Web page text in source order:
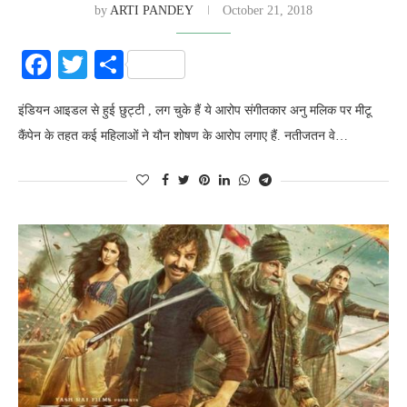
by ARTI PANDEY October 21, 2018
Facebook
Twitter
Share
इंडियन आइडल से हुई छुट्टी , लग चुके हैं ये आरोप संगीतकार अनु मलिक पर मीटू
कैंपेन के तहत कई महिलाओं ने यौन शोषण के आरोप लगाए हैं. नतीजतन वे…